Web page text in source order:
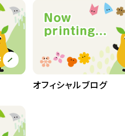
オフィシャルブログ